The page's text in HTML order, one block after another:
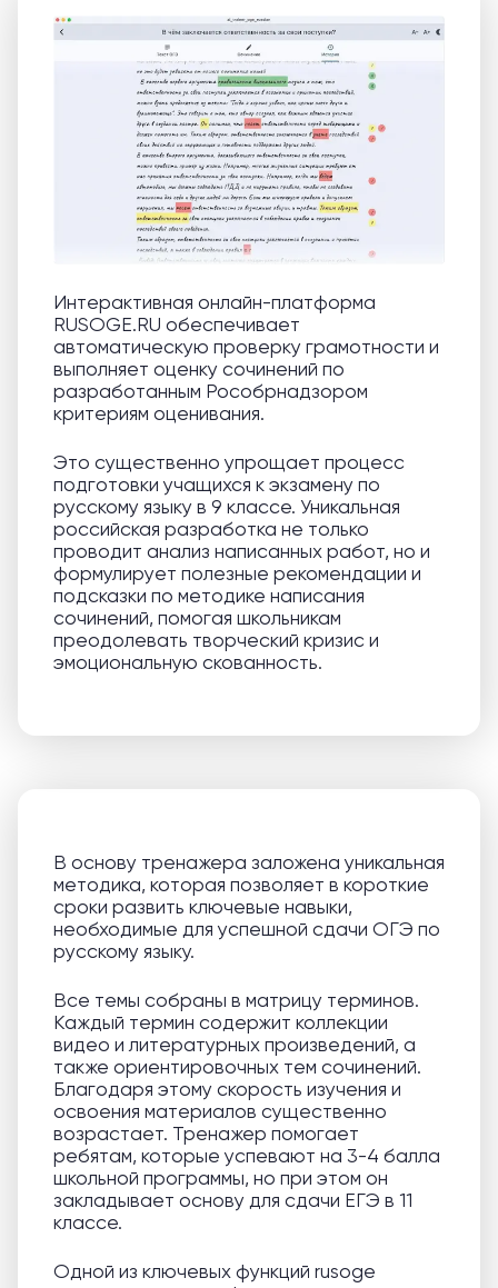
Интерактивная онлайн-платформа
RUSOGE.RU обеспечивает
автоматическую проверку грамотности и
выполняет оценку сочинений по
разработанным Рособрнадзором
критериям оценивания.
Это существенно упрощает процесс
подготовки учащихся к экзамену по
русскому языку в 9 классе. Уникальная
российская разработка не только
проводит анализ написанных работ, но и
формулирует полезные рекомендации и
подсказки по методике написания
сочинений, помогая школьникам
преодолевать творческий кризис и
эмоциональную скованность.
В основу тренажера заложена уникальная
методика, которая позволяет в короткие
сроки развить ключевые навыки,
необходимые для успешной сдачи ОГЭ по
русскому языку.
Все темы собраны в матрицу терминов.
Каждый термин содержит коллекции
видео и литературных произведений, а
также ориентировочных тем сочинений.
Благодаря этому скорость изучения и
освоения материалов существенно
возрастает. Тренажер помогает
ребятам, которые успевают на 3-4 балла
школьной программы, но при этом он
закладывает основу для сдачи ЕГЭ в 11
классе.
Одной из ключевых функций rusoge